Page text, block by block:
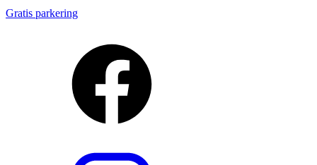
Gratis parkering